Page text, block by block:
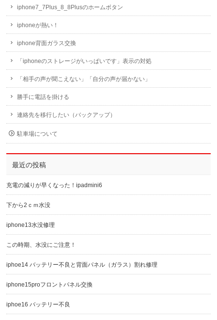
iphone7_7Plus_8_8Plusのホームボタン
iphoneが熱い！
iphone背面ガラス交換
「iphoneのストレージがいっぱいです」表示の対処
「相手の声が聞こえない」「自分の声が届かない」
勝手に電話を掛ける
連絡先を移行したい（バックアップ）
駐車場について
最近の投稿
充電の減りが早くなった！ipadmini6
下から2ｃｍ水没
iphone13水没修理
この時期、水没にご注意！
iphoe14 バッテリー不良と背面パネル（ガラス）割れ修理
iphone15proフロントパネル交換
iphoe16 バッテリー不良